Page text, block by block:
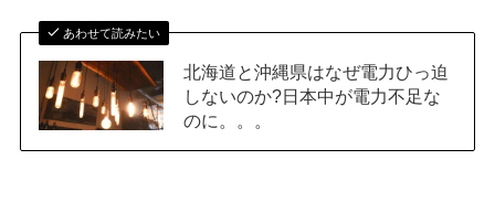
あわせて読みたい
北海道と沖縄県はなぜ電力ひっ迫
しないのか?日本中が電力不足な
のに。。。